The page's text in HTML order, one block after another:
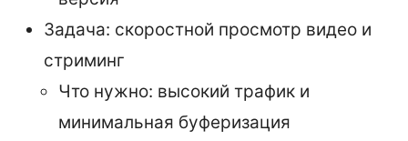
Задача: скоростной просмотр видео и
стриминг
Что нужно: высокий трафик и
минимальная буферизация